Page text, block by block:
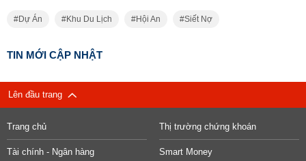
Dự Án Khu Du Lịch Hội An Siết Nợ
TIN MỚI CẬP NHẬT
Lên đầu trang
Trang chủ Thị trường chứng khoán
Tài chính - Ngân hàng Smart Money